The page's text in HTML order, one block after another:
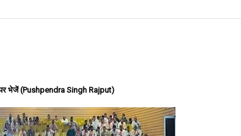
भेजें (Pushpendra Singh Rajput)